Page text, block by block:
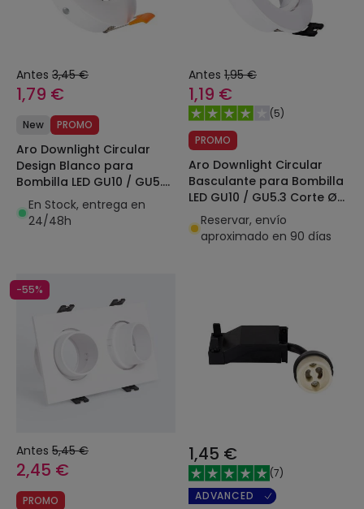
Antes 3,45 €
1,79 €
New PROMO
Aro Downlight Circular
Design Blanco para
Bombilla LED GU10 / GU5.3
Corte Ø 70 mm
En Stock, entrega en
24/48h
Antes 1,95 €
1,19 €
(5)
PROMO
Aro Downlight Circular
Basculante para Bombilla
LED GU10 / GU5.3 Corte Ø
75 mm
Reservar, envío
aproximado en 90 días
-55%
Antes 5,45 €
2,45 €
PROMO
1,45 €
(7)
ADVANCED